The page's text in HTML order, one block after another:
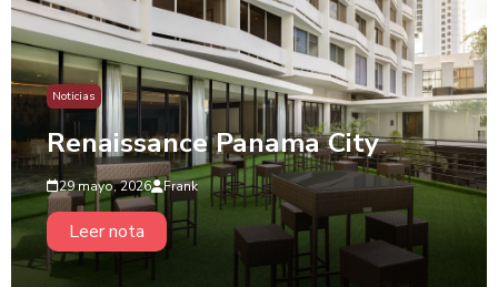
Noticias
Renaissance Panama City
29 mayo, 2026 Frank
Leer nota